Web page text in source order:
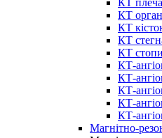
КТ плеча
КТ
КТ
КТ
КТ стопи
КТ-
КТ-
КТ-
КТ-
КТ-
Магнітно-